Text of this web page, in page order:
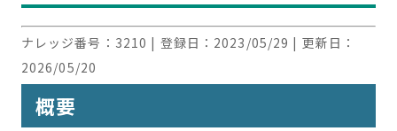
ナレッジ番号： 3210 | 登録日： 2023/05/29 | 更新日：
2026/05/20
概要